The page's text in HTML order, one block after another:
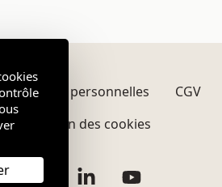
Données personnelles
CGV
Gestion des cookies